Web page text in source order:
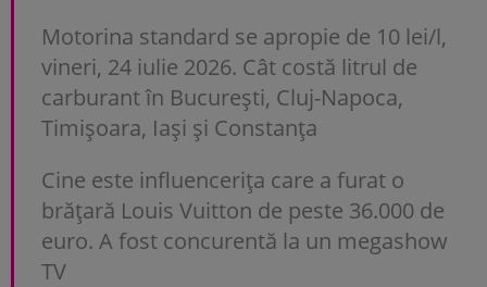
Motorina standard se apropie de 10 lei/l,
vineri, 24 iulie 2026. Cât costă litrul de
carburant în București, Cluj-Napoca,
Timișoara, Iași și Constanța
Cine este influencerița care a furat o
brățară Louis Vuitton de peste 36.000 de
euro. A fost concurentă la un megashow
TV